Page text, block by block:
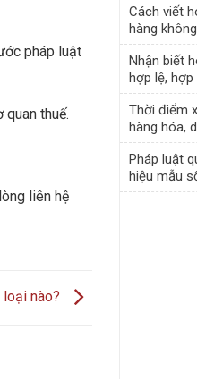
pháp luật
thuế.
liên hệ
nào?
Cách viết
hàng
Nhận biết
hợp lệ, hợp
Thời điểm
hàng hóa,
Pháp luật
hiệu mẫu